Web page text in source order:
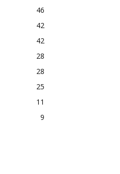
46
42
42
28
28
25
11
9